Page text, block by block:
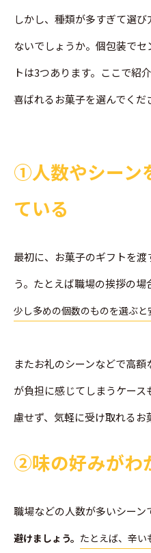
しかし、種類が多すぎて選
ないでしょうか。個包装で
トは3つあります。ここで紹
喜ばれるお菓子を選んでくだ
➀人数やシーン
ている
最初に、お菓子のギフトを
う。たとえば職場の挨拶の場
少し多めの個数のものを選ぶと
またお礼のシーンなどで高
が負担に感じてしまうケー
慮せず、気軽に受け取れるお
➁味の好みがわ
職場などの人数が多いシーン
避けましょう。 たとえば、辛い